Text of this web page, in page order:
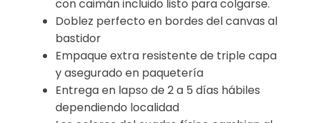
con caimán incluido listo para colgarse.
Doblez perfecto en bordes del canvas al
bastidor
Empaque extra resistente de triple capa
y asegurado en paquetería
Entrega en lapso de 2 a 5 días hábiles
dependiendo localidad